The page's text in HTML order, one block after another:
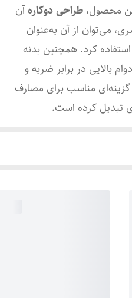
محصول، طراحی دوکارهآن
می‌توان از آن به‌عنوان
استفاده کرد. همچنین بدنه
بالایی در برابر ضربه و
گزینه‌ای مناسب برای مصارف
تبدیل کرده است.